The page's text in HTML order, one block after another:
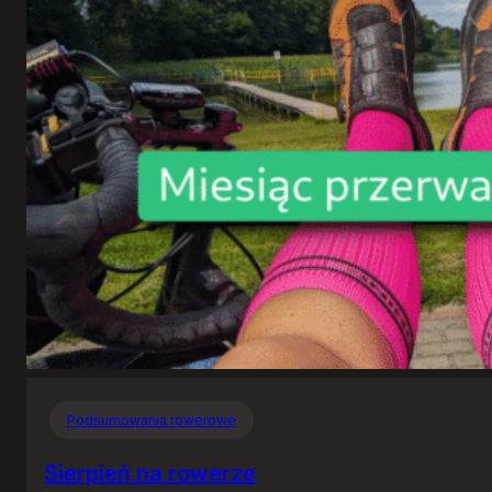
Podsumowania rowerowe
Sierpień na rowerze